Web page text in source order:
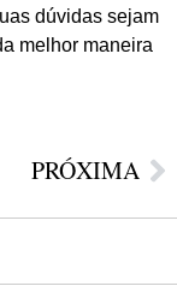
dúvidas sejam
melhor maneira
PRÓXIMA